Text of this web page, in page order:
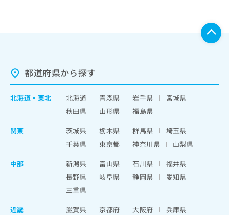
都道府県から探す
北海道 ・ 東北 北海道 青森県 岩手県
宮城県
秋田県
山形県
福島県
関東
茨城県 栃木県 群馬県
埼玉県
千葉県
東京都 神奈川県
山梨県
中部
新潟県 富山県 石川県
福井県
長野県
岐阜県 静岡県
愛知県
三重県
近畿
滋賀県 京都府 大阪府
兵庫県